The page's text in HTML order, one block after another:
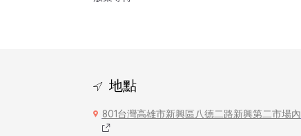
地點
801台灣高雄市新興區八德二路新興第二市場內